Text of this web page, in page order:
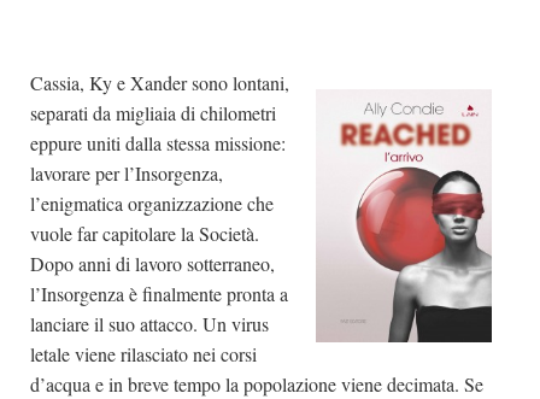
Cassia, Ky e Xander sono lontani,
separati da migliaia di chilometri
eppure uniti dalla stessa missione:
lavorare per l’Insorgenza,
l’enigmatica organizzazione che
vuole far capitolare la Società.
Dopo anni di lavoro sotterraneo,
l’Insorgenza è finalmente pronta a
lanciare il suo attacco. Un virus
letale viene rilasciato nei corsi
d’acqua e in breve tempo la popolazione viene decimata. Se